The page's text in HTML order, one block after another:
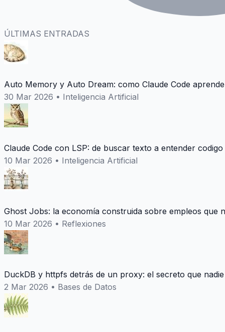
ÚLTIMAS ENTRADAS
Auto Memory y Auto Dream: como Claude Code
30 Mar 2026 • Inteligencia Artificial
Claude Code con LSP: de buscar texto a entender codigo
10 Mar 2026 • Inteligencia Artificial
Ghost Jobs: la economía construida sobre empleos que
10 Mar 2026 • Reflexiones
DuckDB y httpfs detrás de un proxy: el secreto que
2 Mar 2026 • Bases de Datos